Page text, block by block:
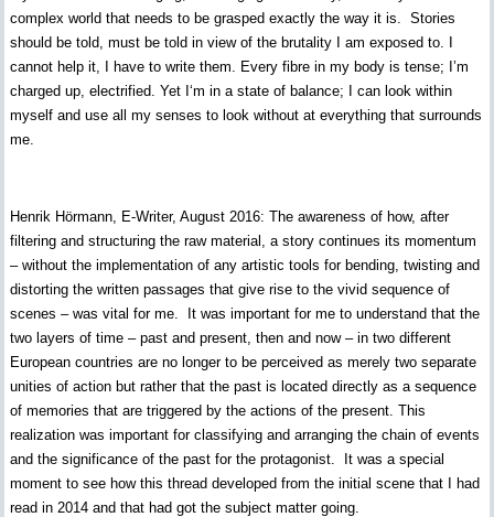
complex world that needs to be grasped exactly the way it is. Stories
should be told, must be told in view of the brutality I am exposed to. I
cannot help it, I have to write them. Every fibre in my body is tense; I’m
charged up, electrified. Yet I‘m in a state of balance; I can look within
myself and use all my senses to look without at everything that surrounds
me.
Henrik Hörmann, E-Writer, August 2016: The awareness of how, after
filtering and structuring the raw material, a story continues its momentum
– without the implementation of any artistic tools for bending, twisting and
distorting the written passages that give rise to the vivid sequence of
scenes – was vital for me. It was important for me to understand that the
two layers of time – past and present, then and now – in two different
European countries are no longer to be perceived as merely two separate
unities of action but rather that the past is located directly as a sequence
of memories that are triggered by the actions of the present. This
realization was important for classifying and arranging the chain of events
and the significance of the past for the protagonist. It was a special
moment to see how this thread developed from the initial scene that I had
read in 2014 and that had got the subject matter going.